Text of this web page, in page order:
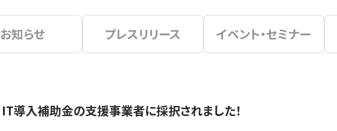
お知らせ プレスリリース イベント・セミナー
IT導入補助金の支援事業者に採択されました！